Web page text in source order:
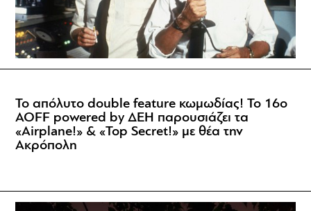
Το απόλυτο double feature κωμωδίας! Το 16ο
AOFF powered by ΔΕΗ παρουσιάζει τα
«Airplane!» & «Top Secret!» με θέα την
Ακρόπολη